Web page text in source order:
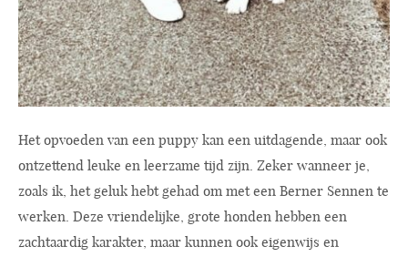
Het opvoeden van een puppy kan een uitdagende, maar ook
ontzettend leuke en leerzame tijd zijn. Zeker wanneer je,
zoals ik, het geluk hebt gehad om met een Berner Sennen te
werken. Deze vriendelijke, grote honden hebben een
zachtaardig karakter, maar kunnen ook eigenwijs en